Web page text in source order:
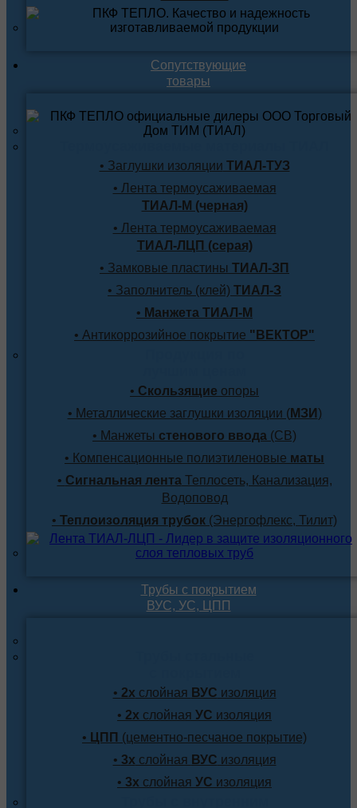
Сопутствующие
товары
• Заглушки изоляции ТИАЛ-ТУЗ
• Лента термоусаживаемая
ТИАЛ-М (черная)
• Лента термоусаживаемая
ТИАЛ-ЛЦП (серая)
• Замковые пластины ТИАЛ-ЗП
• Заполнитель (клей) ТИАЛ-З
• Манжета ТИАЛ-М
• Антикоррозийное покрытие "ВЕКТОР"
• Скользящие опоры
• Металлические заглушки изоляции (МЗИ )
• Манжеты стенового ввода (СВ)
• Компенсационные полиэтиленовые маты
• Сигнальная лентаТеплосеть, Канализация,
Водоповод
• Теплоизоляция трубок (Энергофлекс, Тилит)
Трубы с покрытием
ВУС, УС, ЦПП
• 2х слойная ВУС изоляция
• 2х слойная УС изоляция
• ЦПП (цементно-песчаное покрытие)
• 3х слойная ВУС изоляция
• 3х слойная УС изоляция